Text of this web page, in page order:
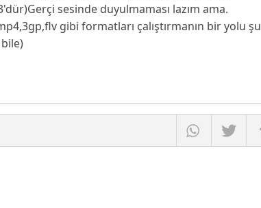
sesinde duyulmaması lazım ama.
gibi formatları çalıştırmanın bir yolu şu